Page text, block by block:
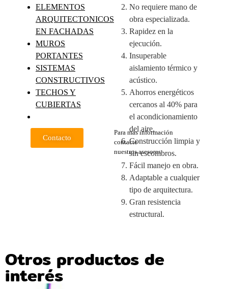
ELEMENTOS
ARQUITECTONICOS
EN FACHADAS
MUROS
PORTANTES
SISTEMAS
CONSTRUCTIVOS
TECHOS Y
CUBIERTAS
Contacto
Para más información
contacte
nuestros asesores
No requiere mano de
obra especializada.
Rapidez en la
ejecución.
Insuperable
aislamiento térmico y
acústico.
Ahorros energéticos
cercanos al 40% para
el acondicionamiento
del aire.
Construcción limpia y
sin escombros.
Fácil manejo en obra.
Adaptable a cualquier
tipo de arquitectura.
Gran resistencia
estructural.
Otros productos de
interés